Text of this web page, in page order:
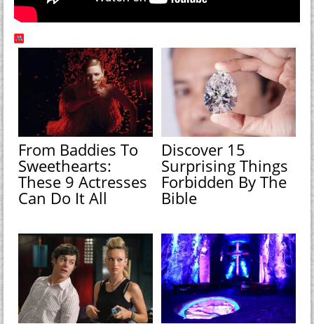
From Baddies To
Sweethearts:
These 9 Actresses
Can Do It All
Discover 15
Surprising Things
Forbidden By The
Bible